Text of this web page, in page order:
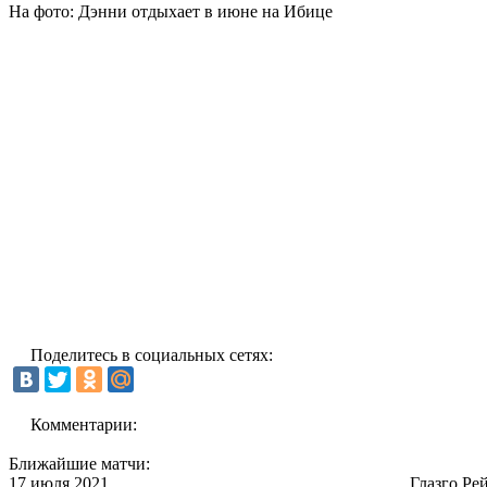
На фото: Дэнни отдыхает в июне на Ибице
Поделитесь в социальных сетях:
Комментарии:
Ближайшие матчи:
17 июля 2021
Глазго